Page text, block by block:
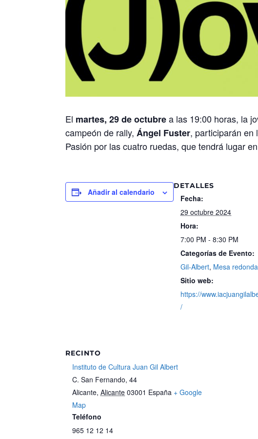
El martes, 29 de octubrea las 19:00 horas, la
campeón de rally, Ángel Fuster, participarán en
Pasión por las cuatro ruedas, que tendrá lugar
Añadir al calendario
DETALLES
Fecha:
29 octubre 2024
Hora:
7:00 PM - 8:30 PM
Categorías de Evento:
Gil-Albert, Mesa redonda
Sitio web:
https://
/
RECINTO
Instituto de Cultura Juan Gil Albert
C. San Fernando, 44
Alicante, Alicante 03001 España + Google
Map
Teléfono
965 12 12 14